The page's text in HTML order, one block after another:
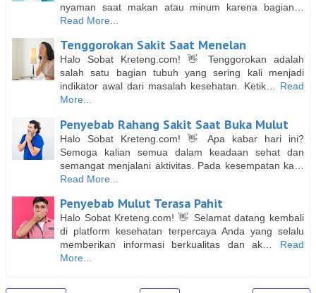
nyaman saat makan atau minum karena bagian…
Read More...
Tenggorokan Sakit Saat Menelan
Halo Sobat Kreteng.com! 👋 Tenggorokan adalah
salah satu bagian tubuh yang sering kali menjadi
indikator awal dari masalah kesehatan. Ketik…
Read
More...
Penyebab Rahang Sakit Saat Buka Mulut
Halo Sobat Kreteng.com! 👋 Apa kabar hari ini?
Semoga kalian semua dalam keadaan sehat dan
semangat menjalani aktivitas. Pada kesempatan ka…
Read More...
Penyebab Mulut Terasa Pahit
Halo Sobat Kreteng.com! 👋 Selamat datang kembali
di platform kesehatan terpercaya Anda yang selalu
memberikan informasi berkualitas dan ak…
Read
More...